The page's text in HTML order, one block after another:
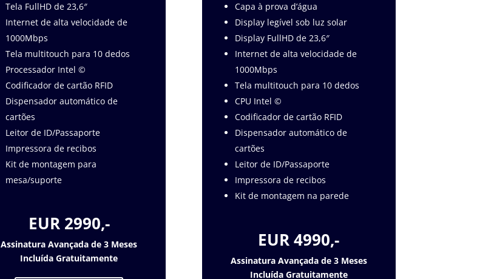
Tela FullHD de 23,6″
Internet de alta velocidade de
1000Mbps
Tela multitouch para 10 dedos
Processador Intel ©
Codificador de cartão RFID
Dispensador automático de
cartões
Leitor de ID/Passaporte
Impressora de recibos
Kit de montagem para
mesa/suporte
EUR 2990,-
Assinatura Avançada de 3 Meses
Incluída Gratuitamente
Capa à prova d’água
Display legível sob luz solar
Display FullHD de 23,6″
Internet de alta velocidade de
1000Mbps
Tela multitouch para 10 dedos
CPU Intel ©
Codificador de cartão RFID
Dispensador automático de
cartões
Leitor de ID/Passaporte
Impressora de recibos
Kit de montagem na parede
EUR 4990,-
Assinatura Avançada de 3 Meses
Incluída Gratuitamente